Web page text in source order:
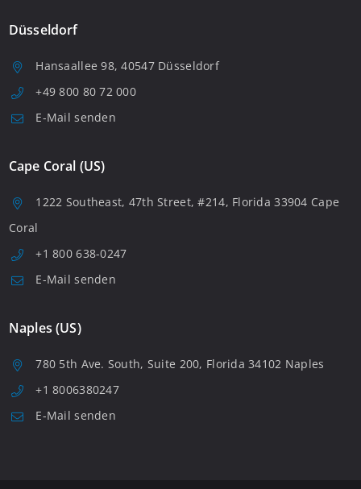
Düsseldorf
Hansaallee 98, 40547 Düsseldorf
+49 800 80 72 000
E-Mail senden
Cape Coral (US)
1222 Southeast, 47th Street, #214, Florida 33904 Cape
Coral
+1 800 638-0247
E-Mail senden
Naples (US)
780 5th Ave. South, Suite 200, Florida 34102 Naples
+1 8006380247
E-Mail senden